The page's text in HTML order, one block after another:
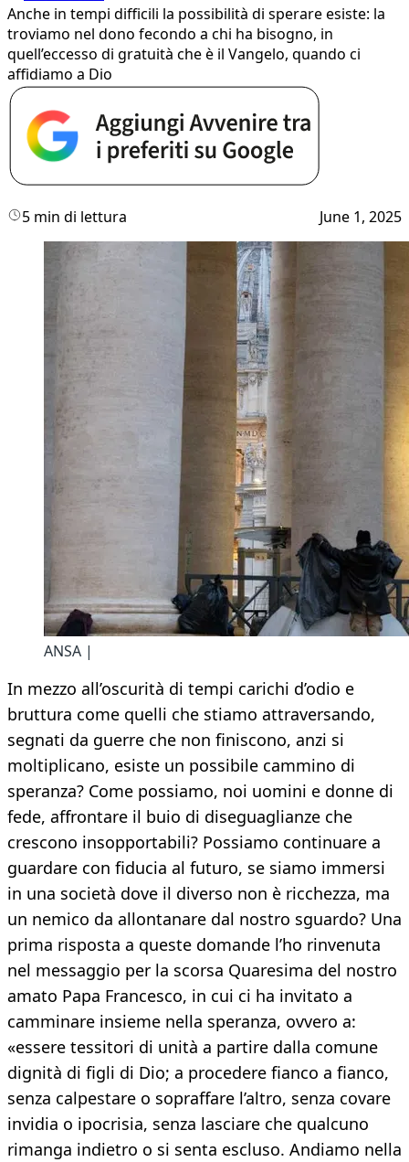
Anche in tempi difficili la possibilità di sperare esiste: la
troviamo nel dono fecondo a chi ha bisogno, in
quell’eccesso di gratuità che è il Vangelo, quando ci
affidiamo a Dio
5 min di lettura June 1, 2025
ANSA |
In mezzo all’oscurità di tempi carichi d’odio e
bruttura come quelli che stiamo attraversando,
segnati da guerre che non finiscono, anzi si
moltiplicano, esiste un possibile cammino di
speranza? Come possiamo, noi uomini e donne di
fede, affrontare il buio di diseguaglianze che
crescono insopportabili? Possiamo continuare a
guardare con fiducia al futuro, se siamo immersi
in una società dove il diverso non è ricchezza, ma
un nemico da allontanare dal nostro sguardo? Una
prima risposta a queste domande l’ho rinvenuta
nel messaggio per la scorsa Quaresima del nostro
amato Papa Francesco, in cui ci ha invitato a
camminare insieme nella speranza, ovvero a:
«essere tessitori di unità a partire dalla comune
dignità di figli di Dio; a procedere fianco a fianco,
senza calpestare o sopraffare l’altro, senza covare
invidia o ipocrisia, senza lasciare che qualcuno
rimanga indietro o si senta escluso. Andiamo nella